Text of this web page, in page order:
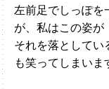
左前足でしっぽを
が、私はこの姿が
それを落としてい
も笑ってしまいま